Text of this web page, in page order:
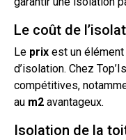
Le coût de
Le prix est un
d’isolation. Chez
compétitives,
au m2 avantageux.
Isolation de la